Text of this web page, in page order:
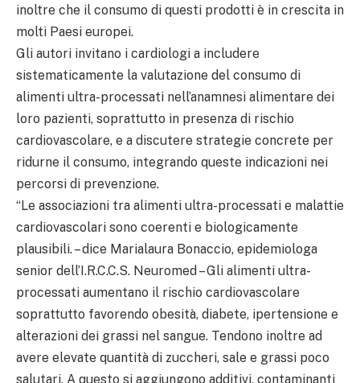
inoltre che il consumo di questi prodotti è in crescita in
molti Paesi europei.
Gli autori invitano i cardiologi a includere
sistematicamente la valutazione del consumo di
alimenti ultra-processati nell’anamnesi alimentare dei
loro pazienti, soprattutto in presenza di rischio
cardiovascolare, e a discutere strategie concrete per
ridurne il consumo, integrando queste indicazioni nei
percorsi di prevenzione.
“Le associazioni tra alimenti ultra-processati e malattie
cardiovascolari sono coerenti e biologicamente
plausibili. – dice Marialaura Bonaccio, epidemiologa
senior dell’I.R.C.C.S. Neuromed – Gli alimenti ultra-
processati aumentano il rischio cardiovascolare
soprattutto favorendo obesità, diabete, ipertensione e
alterazioni dei grassi nel sangue. Tendono inoltre ad
avere elevate quantità di zuccheri, sale e grassi poco
salutari. A questo si aggiungono additivi, contaminanti